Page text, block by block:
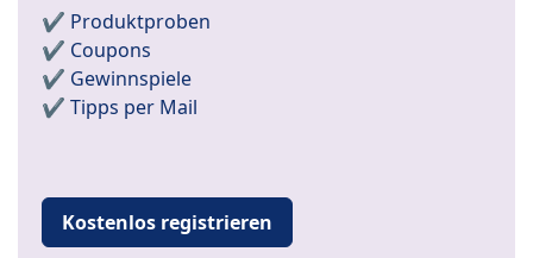
✔️ Produktproben
✔️ Coupons
✔️ Gewinnspiele
✔️ Tipps per Mail
Kostenlos registrieren